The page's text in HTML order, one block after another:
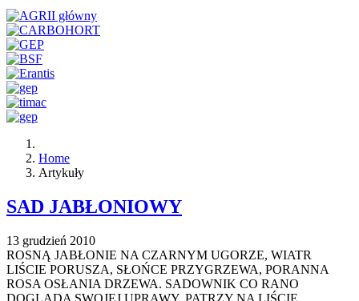
Home
Artykuły
SAD JABŁONIOWY
13 grudzień 2010
ROSNĄ JABŁONIE NA CZARNYM UGORZE, WIATR
LIŚCIE PORUSZA, SŁOŃCE PRZYGRZEWA, PORANNA
ROSA OSŁANIA DRZEWA. SADOWNIK CO RANO
DOGLĄDA SWOJEJ UPRAWY, PATRZY NA LIŚCIE,